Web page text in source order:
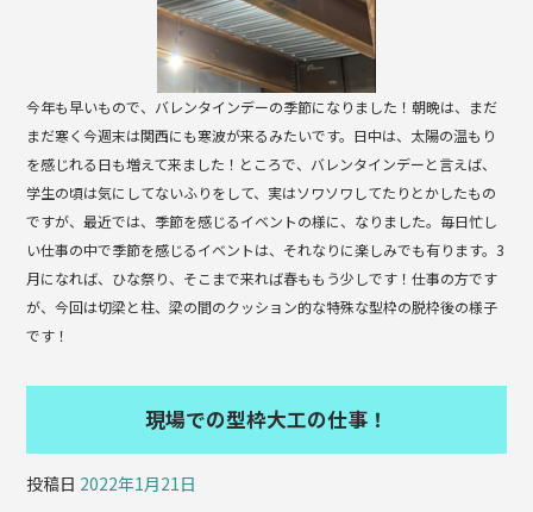
今年も早いもので、バレンタインデーの季節になりました！朝晩は、まだ
まだ寒く今週末は関西にも寒波が来るみたいです。日中は、太陽の温もり
を感じれる日も増えて来ました！ところで、バレンタインデーと言えば、
学生の頃は気にしてないふりをして、実はソワソワしてたりとかしたもの
ですが、最近では、季節を感じるイベントの様に、なりました。毎日忙し
い仕事の中で季節を感じるイベントは、それなりに楽しみでも有ります。3
月になれば、ひな祭り、そこまで来れば春ももう少しです！仕事の方です
が、今回は切梁と柱、梁の間のクッション的な特殊な型枠の脱枠後の様子
です！
現場での型枠大工の仕事！
投稿日 2022年1月21日